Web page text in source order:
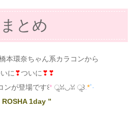
まとめ
本環奈ちゃん系カラコンから
に ❣ついに ❣❣
が登場です꒰*ॢꈍ◡ꈍ ॢ꒱ *˚‧
ROSHA 1day ”